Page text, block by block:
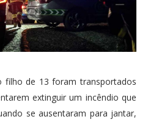
filho de 13 foram transportados
extinguir um incêndio que
se ausentaram para jantar,